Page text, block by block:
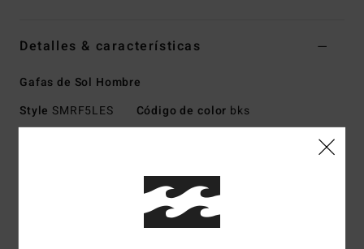
Detalles & características
Gafas de Sol Hombre
Style SMRF5LES Código de color bks
Montura de Nailon Grilamid
Varillas ópticas italianas de acero inoxidable